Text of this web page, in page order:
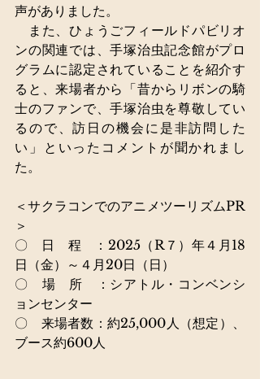
声がありました。
また、ひょうごフィールドパビリオ
ンの関連では、手塚治虫記念館がプロ
グラムに認定されていることを紹介す
ると、来場者から「昔からリボンの騎
士のファンで、手塚治虫を尊敬してい
るので、訪日の機会に是非訪問した
い」といったコメントが聞かれまし
た。
＜サクラコンでのアニメツーリズムPR
＞
〇　日　程　： 2025（R７）年４月18
日（金）～４月20日（日）
〇　場　所　：シアトル・コンベンシ
ョンセンター
〇　来場者数：約25,000人（想定）、
ブース約600人